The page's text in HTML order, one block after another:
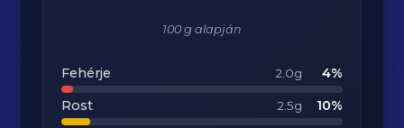
100 g alapján
Fehérje 2.0g
4%
Rost
2.5g
10%